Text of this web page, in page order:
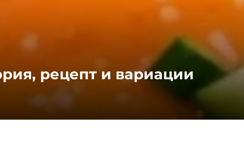
рецепт и вариации